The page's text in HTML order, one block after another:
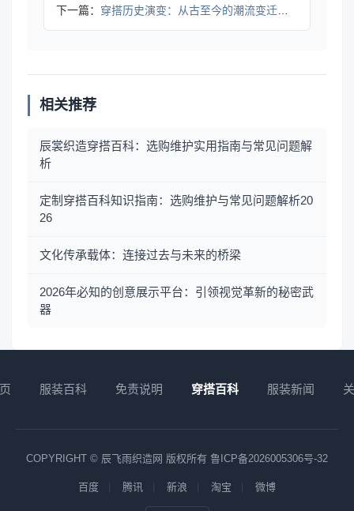
下一篇： 穿搭历史演变：从古至今的潮流变迁与穿衣哲学
相关推荐
辰裳织造穿搭百科：选购维护实用指南与常见问题解
析
定制穿搭百科知识指南：选购维护与常见问题解析20
26
文化传承载体：连接过去与未来的桥梁
2026年必知的创意展示平台：引领视觉革新的秘密武
器
服装百科 免责说明 穿搭百科 服装新闻
COPYRIGHT © 辰飞雨织造网 版权所有 鲁ICP备2026005306号-32
百度 腾讯 新浪 淘宝 微博